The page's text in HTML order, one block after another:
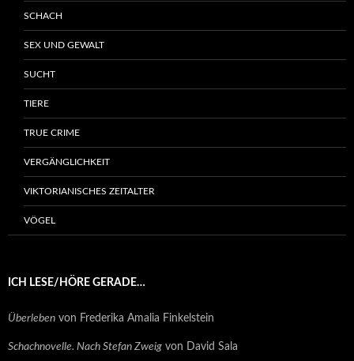
SCHACH
SEX UND GEWALT
SUCHT
TIERE
TRUE CRIME
VERGÄNGLICHKEIT
VIKTORIANISCHES ZEITALTER
VÖGEL
ICH LESE/HÖRE GERADE…
Überleben von Frederika Amalia Finkelstein
Schachnovelle. Nach Stefan Zweig von David Sala